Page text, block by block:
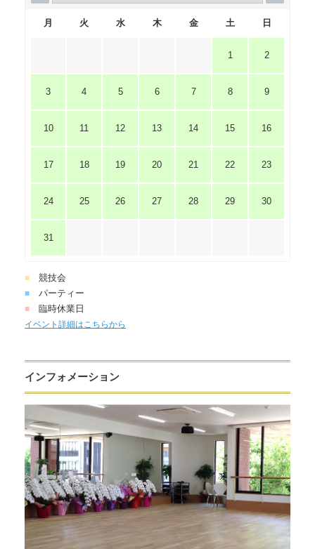
月 火 水 木 金 土 日
1 2
3 4 5 6 7 8 9
10 11 12 13 14 15 16
17 18 19 20 21 22 23
24 25 26 27 28 29 30
31
■ 競技会
■ パーティー
■ 臨時休業日
イベント詳細はこちらから
インフォメーション